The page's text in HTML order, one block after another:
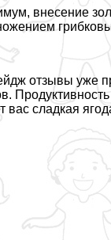
внесение
отзывы уже
Продуктивность
вас сладкая